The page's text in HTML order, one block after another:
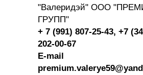
"Валеридэй" ООО
ГРУПП"
+ 7 (991) 807-25-43, +7
202-00-67
E-mail